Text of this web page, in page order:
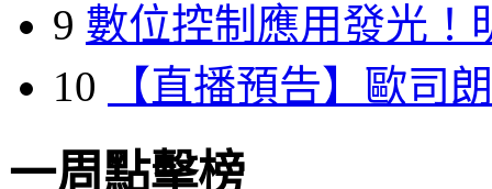
9 數位控制應用發光！
10
【直播預告】歐司
一周點擊榜